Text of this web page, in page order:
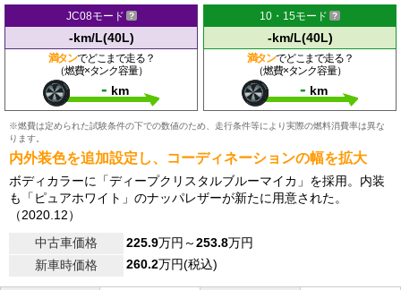
JC08モード
-km/L(40L)
満タンでどこまで走る？
（燃費×タンク容量）
- km
10・15モード
-km/L(40L)
満タンでどこまで走る？
（燃費×タンク容量）
- km
※燃費は定められた試験条件の下での数値のため、走行条件等により実際の燃料消費率は異な
ります。
内外装色を追加設定し、コーディネーションの幅を拡大
ボディカラーに「ディープクリスタルブルーマイカ」を採用。内装
も「ピュアホワイト」のナッパレザーが新たに用意された。
（2020.12）
中古車価格
225.9万円～253.8万円
新車時価格
260.2万円(税込)